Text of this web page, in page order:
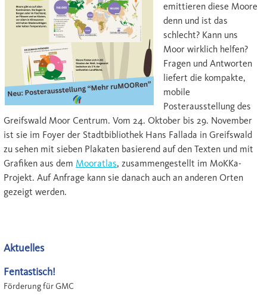
emittieren diese Moore
denn und ist das
schlecht? Kann uns
Moor wirklich helfen?
Fragen und Antworten
liefert die kompakte,
mobile
Posterausstellung des
Greifswald Moor Centrum. Vom 24. Oktober bis 29. November
ist sie im Foyer der Stadtbibliothek Hans Fallada in Greifswald
zu sehen mit sieben Plakaten basierend auf den Texten und mit
Grafiken aus dem Mooratlas, zusammengestellt im MoKKa-
Projekt. Auf Anfrage kann sie danach auch an anderen Orten
gezeigt werden.
Aktuelles
Fentastisch!
Förderung für GMC